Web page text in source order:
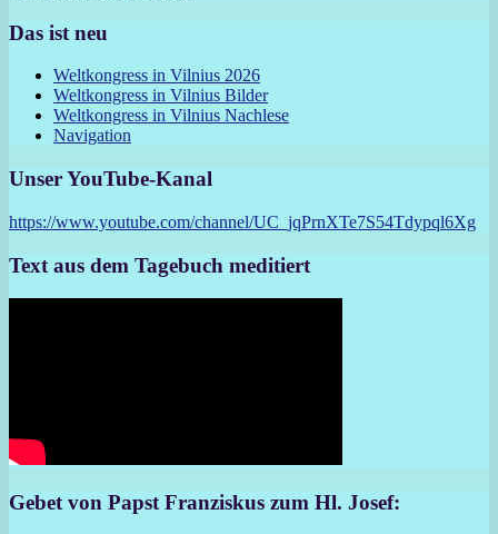
Das ist neu
Weltkongress in Vilnius 2026
Weltkongress in Vilnius Bilder
Weltkongress in Vilnius Nachlese
Navigation
Unser YouTube-Kanal
https://www.youtube.com/channel/UC_jqPrnXTe7S54Tdypql6Xg
Text aus dem Tagebuch meditiert
Gebet von Papst Franziskus zum Hl. Josef: